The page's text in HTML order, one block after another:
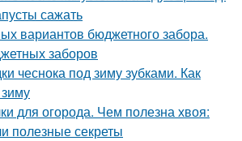
сажать
вариантов бюджетного забора.
заборов
чеснока под зиму зубками. Как
для огорода. Чем полезна хвоя:
полезные секреты